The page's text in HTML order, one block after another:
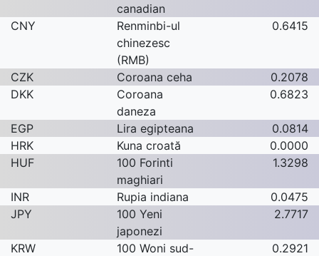
canadian
CNY
Renminbi-ul
chinezesc
(RMB)
0.6415
CZK Coroana ceha
0.2078
DKK
Coroana
daneza
0.6823
EGP Lira egipteana
0.0814
HRK
Kuna croată
0.0000
HUF
100 Forinti
maghiari
1.3298
INR Rupia indiana
0.0475
JPY
100 Yeni
japonezi
2.7717
KRW
100 Woni sud-
0.2921